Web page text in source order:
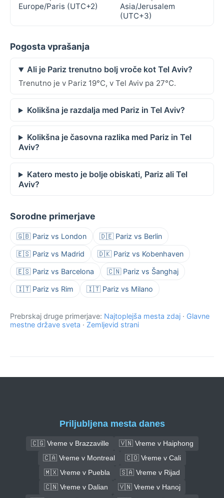
Europe/Paris (UTC+2)
Asia/Jerusalem
(UTC+3)
Pogosta vprašanja
Ali je Pariz trenutno bolj vroče kot Tel Aviv?
Trenutno je v Pariz 19°C, v Tel Aviv pa 27°C.
Kolikšna je razdalja med Pariz in Tel Aviv?
Kolikšna je časovna razlika med Pariz in Tel
Aviv?
Katero mesto je bolje obiskati, Pariz ali Tel
Aviv?
Sorodne primerjave
🇬🇧 Pariz vs London 🇩🇪 Pariz vs Berlin
🇪🇸 Pariz vs Madrid 🇩🇰 Pariz vs Kobenhaven
🇪🇸 Pariz vs Barcelona 🇨🇳 Pariz vs Šanghaj
🇮🇹 Pariz vs Rim 🇮🇹 Pariz vs Milano
Prebrskaj druge primerjave: Najtoplejša mesta zdaj · Glavne
mestne države sveta · Zemljevid strani
Priljubljena mesta danes
🇨🇬 Vreme v Brazzaville
🇻🇳 Vreme v Haiphong
🇨🇦 Vreme v Montreal
🇨🇴 Vreme v Cali
🇲🇽 Vreme v Puebla
🇸🇦 Vreme v Rijad
🇨🇳 Vreme v Dalian
🇻🇳 Vreme v Hanoj